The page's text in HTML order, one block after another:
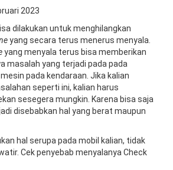
2023
dilakukan untuk menghilangkan
yang secara terus menerus menyala.
yang menyala terus bisa memberikan
masalah yang terjadi pada pada
pada kendaraan. Jika kalian
seperti ini, kalian harus
sesegera mungkin. Karena bisa saja
disebabkan hal yang berat maupun
hal serupa pada mobil kalian, tidak
Cek penyebab menyalanya Check